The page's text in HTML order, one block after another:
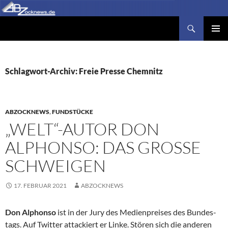
Zum
Inhalt
Schlagwort-Archiv: Freie Presse Chemnitz
ABZOCKNEWS,FUNDSTÜCKE
„WELT“-AUTOR DON
ALPHONSO: DAS GROSSE S
CHWEIGEN
17. FEBRUAR 2021 ABZOCKNEWS
Don Alphonso ist in der Jury des Medienpreises des Bundes­
tags. Auf Twitter attackiert er Linke. Stören sich die anderen